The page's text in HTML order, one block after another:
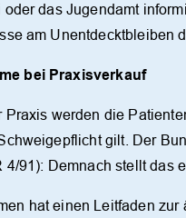
das Jugendamt
am Unentdecktbleiben
bei Praxisverkauf
Praxis werden die
gilt. Der
4/91): Demnach stellt das
hat einen Leitfaden